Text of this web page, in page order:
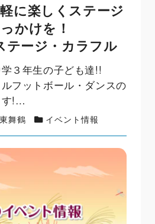
に楽しくステージ
かけを！
テージ・カラフル
３年生の子ども達!!
フットボール・ダンスの
す!…
東舞鶴 イベント情報